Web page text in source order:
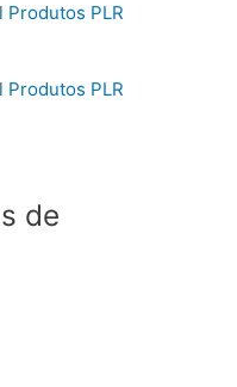
Produtos PLR
Produtos PLR
de